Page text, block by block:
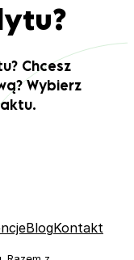
Chcesz
Wybierz
BlogKontakt